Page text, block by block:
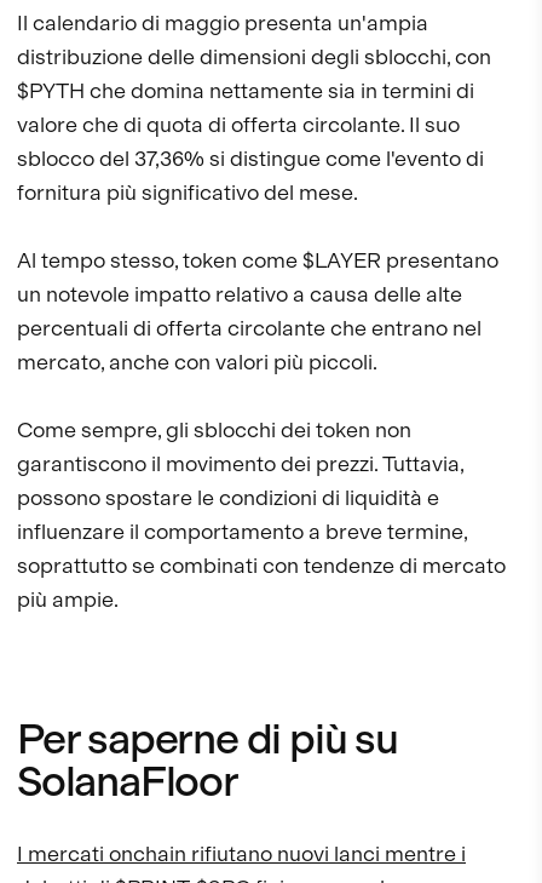
Il calendario di maggio presenta un'ampia
distribuzione delle dimensioni degli sblocchi, con
$PYTH che domina nettamente sia in termini di
valore che di quota di offerta circolante. Il suo
sblocco del 37,36% si distingue come l'evento di
fornitura più significativo del mese.
Al tempo stesso, token come $LAYER presentano
un notevole impatto relativo a causa delle alte
percentuali di offerta circolante che entrano nel
mercato, anche con valori più piccoli.
Come sempre, gli sblocchi dei token non
garantiscono il movimento dei prezzi. Tuttavia,
possono spostare le condizioni di liquidità e
influenzare il comportamento a breve termine,
soprattutto se combinati con tendenze di mercato
più ampie.
Per saperne di più su
SolanaFloor
I mercati onchain rifiutano nuovi lanci mentre i